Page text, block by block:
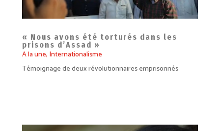
« Nous avons été torturés dans les
prisons d’Assad »
A la une, Internationalisme
Témoignage de deux révolutionnaires emprisonnés